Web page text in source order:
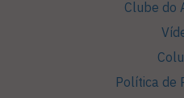
Clube do
Política de